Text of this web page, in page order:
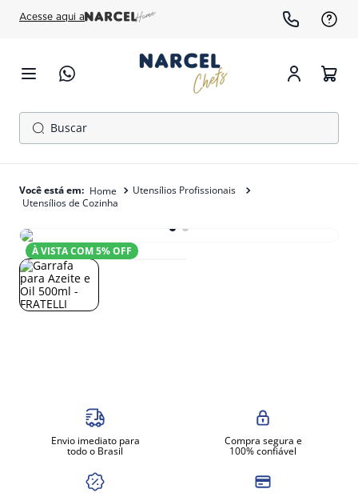
Acesse aqui a
Buscar
Utensílios Profissionais
Utensílios de Cozinha
À VISTA COM5% OFF
Envio imediato para
todo o Brasil
Compra segura e
100% confiável
1º
cafeteira
3º
freezer
4º
forno
5º
gelopar
exaustor
fritadeira